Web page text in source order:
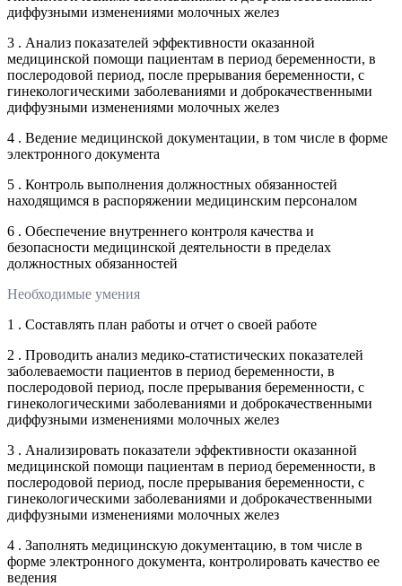
диффузными изменениями молочных желез
3 . Анализ показателей эффективности оказанной
медицинской помощи пациентам в период беременности, в
послеродовой период, после прерывания беременности, с
гинекологическими заболеваниями и доброкачественными
диффузными изменениями молочных желез
4 . Ведение медицинской документации, в том числе в форме
электронного документа
5 . Контроль выполнения должностных обязанностей
находящимся в распоряжении медицинским персоналом
6 . Обеспечение внутреннего контроля качества и
безопасности медицинской деятельности в пределах
должностных обязанностей
Необходимые умения
1 . Составлять план работы и отчет о своей работе
2 . Проводить анализ медико-статистических показателей
заболеваемости пациентов в период беременности, в
послеродовой период, после прерывания беременности, с
гинекологическими заболеваниями и доброкачественными
диффузными изменениями молочных желез
3 . Анализировать показатели эффективности оказанной
медицинской помощи пациентам в период беременности, в
послеродовой период, после прерывания беременности, с
гинекологическими заболеваниями и доброкачественными
диффузными изменениями молочных желез
4 . Заполнять медицинскую документацию, в том числе в
форме электронного документа, контролировать качество ее
ведения